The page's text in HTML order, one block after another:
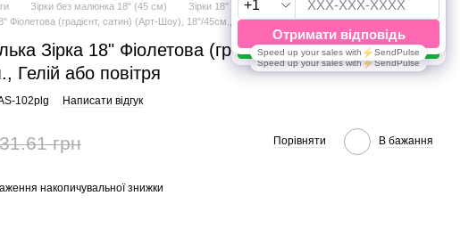
Зірки без малюнка 18" (45 см) Зірки 18"
Зірки 18" ТМ Артшоу Латекс Балунс
Фіолетова (градієнт, сатин) (Арт-Шоу), 18"/45см., Гелій або повітря
Зірка 18" Фіолетова (градієнт, сатин) (Арт-
або повітря
102plg Написати відгук
31.61 грн Порівняти В бажання
накопичувальної знижки